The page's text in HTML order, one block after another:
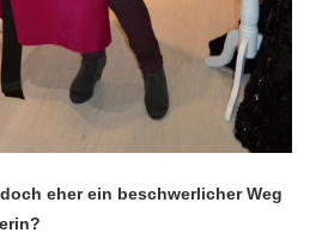
eher ein beschwerlicher Weg